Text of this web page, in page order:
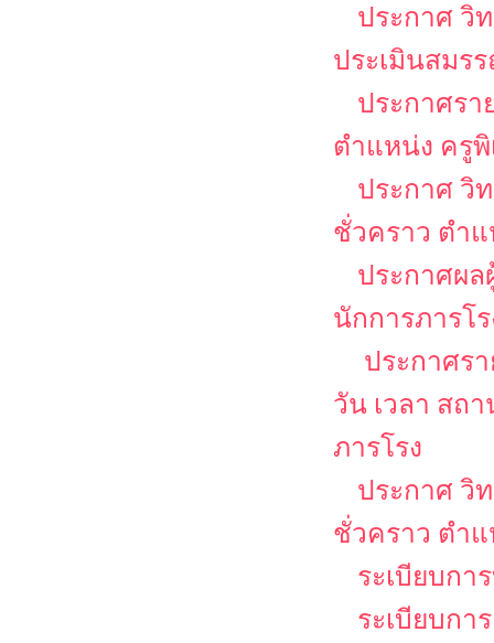
ประกาศ วิ
ประเมินสมร
ประกาศรา
ตำแหน่ง ครูพิ
ประกาศ วิ
ชั่วคราว ตำ
ประกาศผ
นักการภารโร
ประกาศร
วัน เวลา สถ
ภารโรง
ประกาศ วิ
ชั่วคราว ตำ
ระเบียบกา
ระเบียบกา